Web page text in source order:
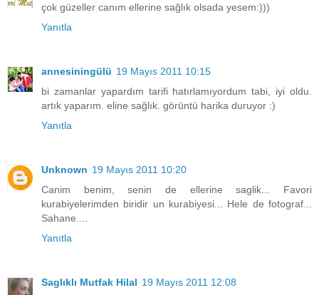
çok güzeller canım ellerine sağlık olsada yesem:)))
Yanıtla
annesiningülü 19 Mayıs 2011 10:15
bi zamanlar yapardım tarifi hatırlamıyordum tabi, iyi oldu.
artık yaparım. eline sağlık. görüntü harika duruyor :)
Yanıtla
Unknown 19 Mayıs 2011 10:20
Canim benim, senin de ellerine saglik... Favori
kurabiyelerimden biridir un kurabiyesi... Hele de fotograf...
Sahane....
Yanıtla
Saglıklı Mutfak Hilal 19 Mayıs 2011 12:08